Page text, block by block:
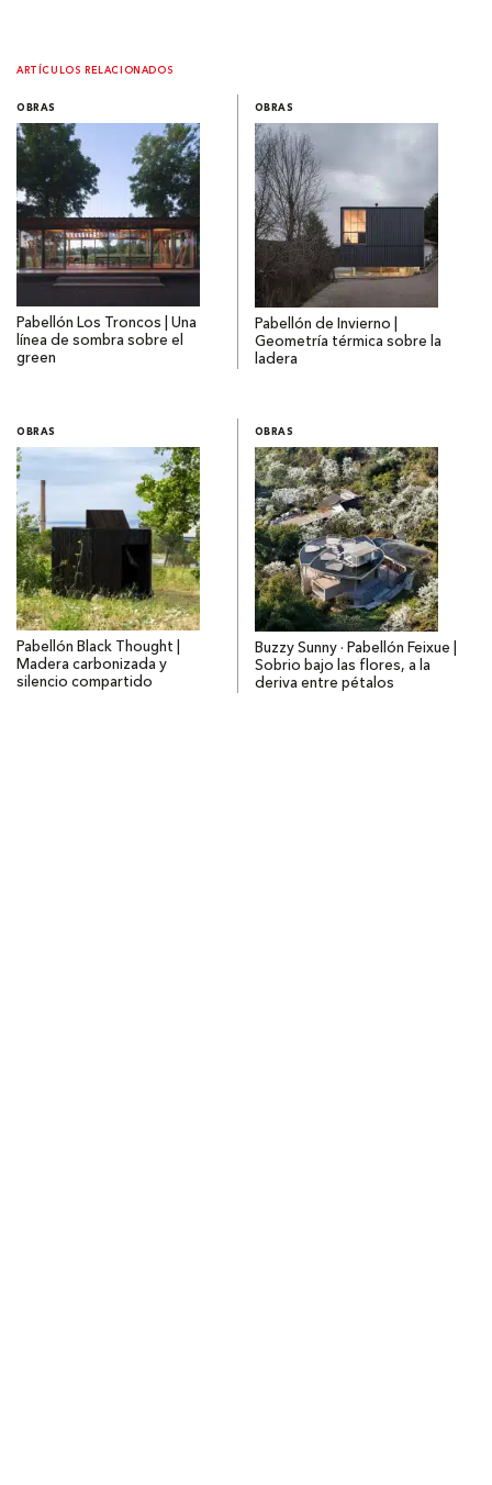
ARTÍCULOS RELACIONADOS
OBRAS
Pabellón Los Troncos | Una
línea de sombra sobre el
green
OBRAS
Pabellón de Invierno |
Geometría térmica sobre la
ladera
OBRAS
Pabellón Black Thought |
Madera carbonizada y
silencio compartido
OBRAS
Buzzy Sunny · Pabellón Feixue |
Sobrio bajo las flores, a la
deriva entre pétalos